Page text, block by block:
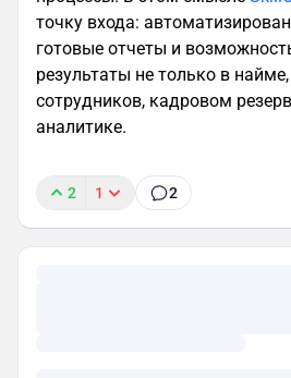
точку входа:
готовые отчеты и
результаты не только в
сотрудников, кадровом
аналитике.
2 1 2